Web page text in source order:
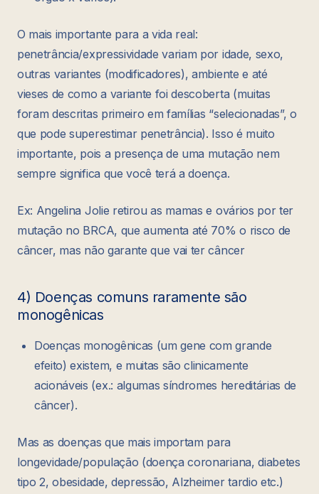
O mais importante para a vida real:
penetrância/expressividade variam por idade, sexo,
outras variantes (modificadores), ambiente e até
vieses de como a variante foi descoberta (muitas
foram descritas primeiro em famílias “selecionadas”, o
que pode superestimar penetrância). Isso é muito
importante, pois a presença de uma mutação nem
sempre significa que você terá a doença.
Ex: Angelina Jolie retirou as mamas e ovários por ter
mutação no BRCA, que aumenta até 70% o risco de
câncer, mas não garante que vai ter câncer
4) Doenças comuns raramente são
monogênicas
Doenças monogênicas (um gene com grande
efeito) existem, e muitas são clinicamente
acionáveis (ex.: algumas síndromes hereditárias de
câncer).
Mas as doenças que mais importam para
longevidade/população (doença coronariana, diabetes
tipo 2, obesidade, depressão, Alzheimer tardio etc.)